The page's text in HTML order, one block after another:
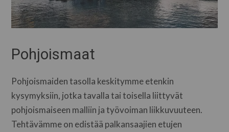
Pohjoismaat
Pohjoismaiden tasolla keskitymme etenkin
kysymyksiin, jotka tavalla tai toisella liittyvät
pohjoismaiseen malliin ja työvoiman liikkuvuuteen.
Tehtävämme on edistää palkansaajien etujen